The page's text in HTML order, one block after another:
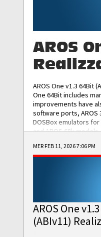
AROS
AROS One v1.3 64Bit
One 64Bit includes
improvements have
software ports,
DOSBox emulators
and AROS 68k
MER FEB 11, 2026 7:06 PM
AROS One
(ABIv11)